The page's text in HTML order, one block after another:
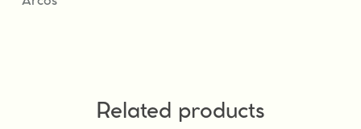
Related products